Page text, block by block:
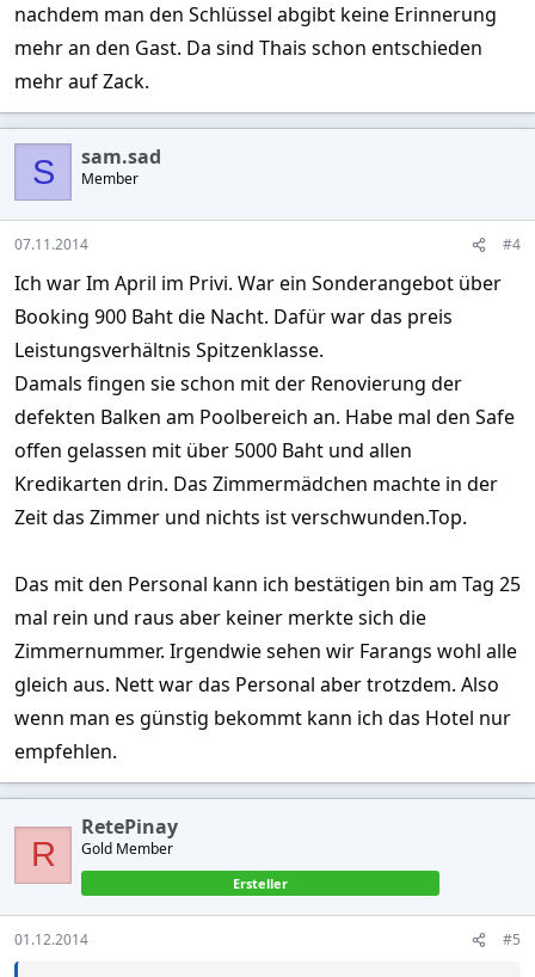
nachdem man den Schlüssel abgibt keine Erinnerung
mehr an den Gast. Da sind Thais schon entschieden
mehr auf Zack.
S sam.sad
Member
07.11.2014 #4
Ich war Im April im Privi. War ein Sonderangebot über
Booking 900 Baht die Nacht. Dafür war das preis
Leistungsverhältnis Spitzenklasse.
Damals fingen sie schon mit der Renovierung der
defekten Balken am Poolbereich an. Habe mal den Safe
offen gelassen mit über 5000 Baht und allen
Kredikarten drin. Das Zimmermädchen machte in der
Zeit das Zimmer und nichts ist verschwunden.Top.
Das mit den Personal kann ich bestätigen bin am Tag 25
mal rein und raus aber keiner merkte sich die
Zimmernummer. Irgendwie sehen wir Farangs wohl alle
gleich aus. Nett war das Personal aber trotzdem. Also
wenn man es günstig bekommt kann ich das Hotel nur
empfehlen.
R
RetePinay
Gold Member
Ersteller
01.12.2014 #5